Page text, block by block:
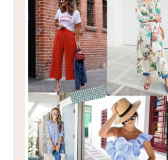
INSPIRAÇÕES PARA
TAMANHOS!